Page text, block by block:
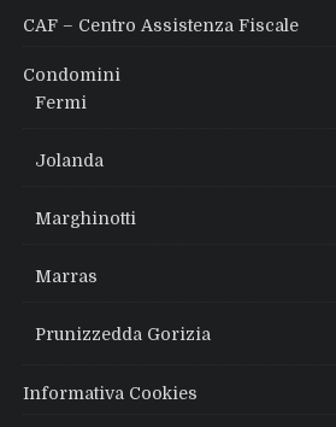
CAF – Centro Assistenza Fiscale
Condomini
Fermi
Jolanda
Marghinotti
Marras
Prunizzedda Gorizia
Informativa Cookies